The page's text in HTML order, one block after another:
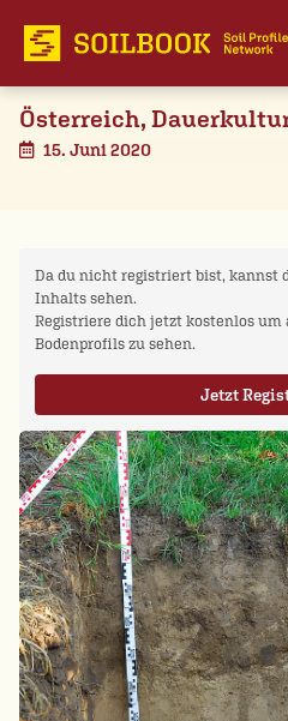
Österreich,
15. Juni 2020
Da du nicht registriert bist, kannst
Inhalts sehen.
Registriere dich jetzt kostenlos
Bodenprofils zu sehen.
Jetzt